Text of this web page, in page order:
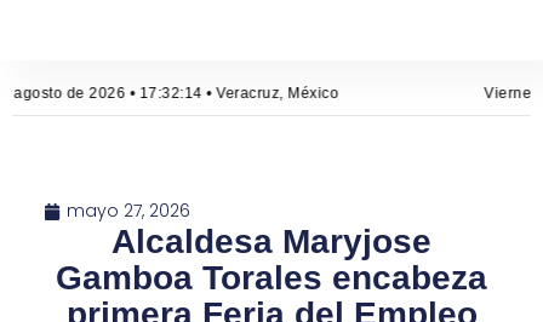
agosto de 2026 • 17:32:14 • Veracruz, México
mayo 27, 2026
Alcaldesa Maryjose
Gamboa Torales encabeza